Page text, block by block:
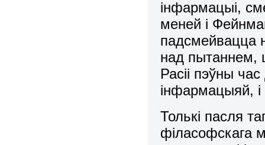
інфармацыі,
меней і
падсмейвацца
над пытаннем,
Расіі пэўны
інфармацыяй, і
Толькі пасля
філасофскага